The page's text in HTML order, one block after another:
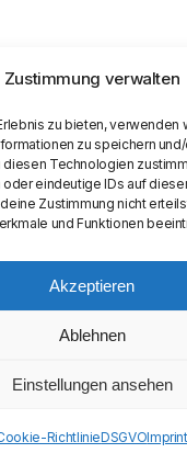
Zustimmung verwalten
zu bieten, verwenden
zu speichern
diesen Technologien
eindeutige IDs auf
Zustimmung nicht
und Funktionen
Akzeptieren
Ablehnen
Einstellungen ansehen
RichtlinieDSGVOImprint